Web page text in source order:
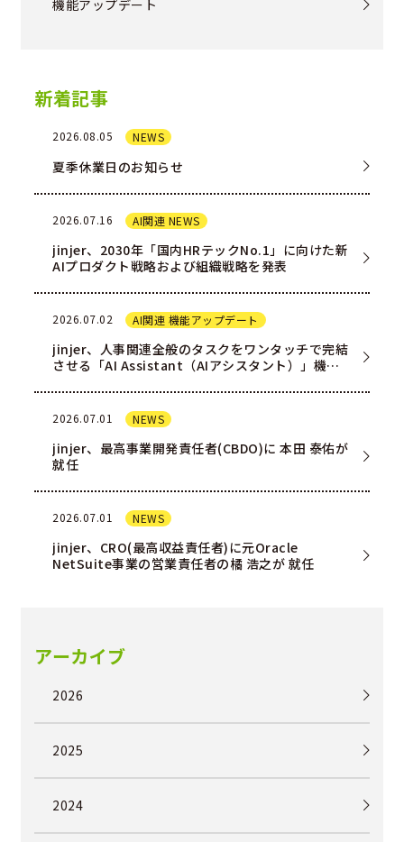
機能アップデート
新着記事
2026.08.05 NEWS
夏季休業日のお知らせ
2026.07.16 AI関連 NEWS
jinjer、2030年「国内HRテックNo.1」に向けた新
AIプロダクト戦略および組織戦略を発表
2026.07.02 AI関連 機能アップデート
jinjer、人事関連全般のタスクをワンタッチで完結
させる「AI Assistant（AIアシスタント）」機能
2026.07.01 NEWS
jinjer、最高事業開発責任者(CBDO)に 本田 泰佑が
就任
2026.07.01 NEWS
jinjer、CRO(最高収益責任者)に元Oracle
NetSuite事業の営業責任者の橘 浩之が 就任
アーカイブ
2026
2025
2024